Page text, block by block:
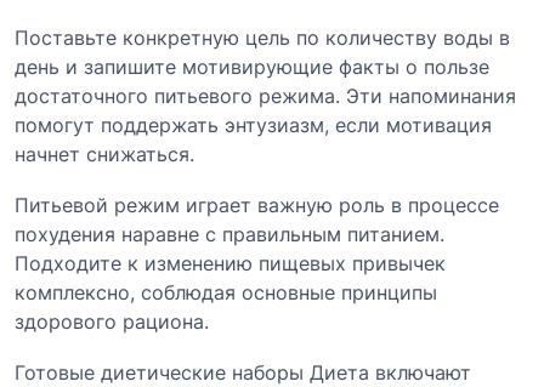
Поставьте конкретную цель по количеству воды в
день и запишите мотивирующие факты о пользе
достаточного питьевого режима. Эти напоминания
помогут поддержать энтузиазм, если мотивация
начнет снижаться.
Питьевой режим играет важную роль в процессе
похудения наравне с правильным питанием.
Подходите к изменению пищевых привычек
комплексно, соблюдая основные принципы
здорового рациона.
Готовые диетические наборы Диета включают